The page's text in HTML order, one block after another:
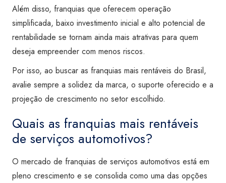
Além disso, franquias que oferecem operação
simplificada, baixo investimento inicial e alto potencial de
rentabilidade se tornam ainda mais atrativas para quem
deseja empreender com menos riscos.
Por isso, ao buscar as franquias mais rentáveis do Brasil,
avalie sempre a solidez da marca, o suporte oferecido e a
projeção de crescimento no setor escolhido.
Quais as franquias mais rentáveis
de serviços automotivos?
O mercado de franquias de serviços automotivos está em
pleno crescimento e se consolida como uma das opções